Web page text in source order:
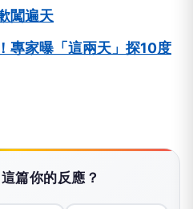
闖遍天
專家曝「這兩天」探10度
篇你的反應？